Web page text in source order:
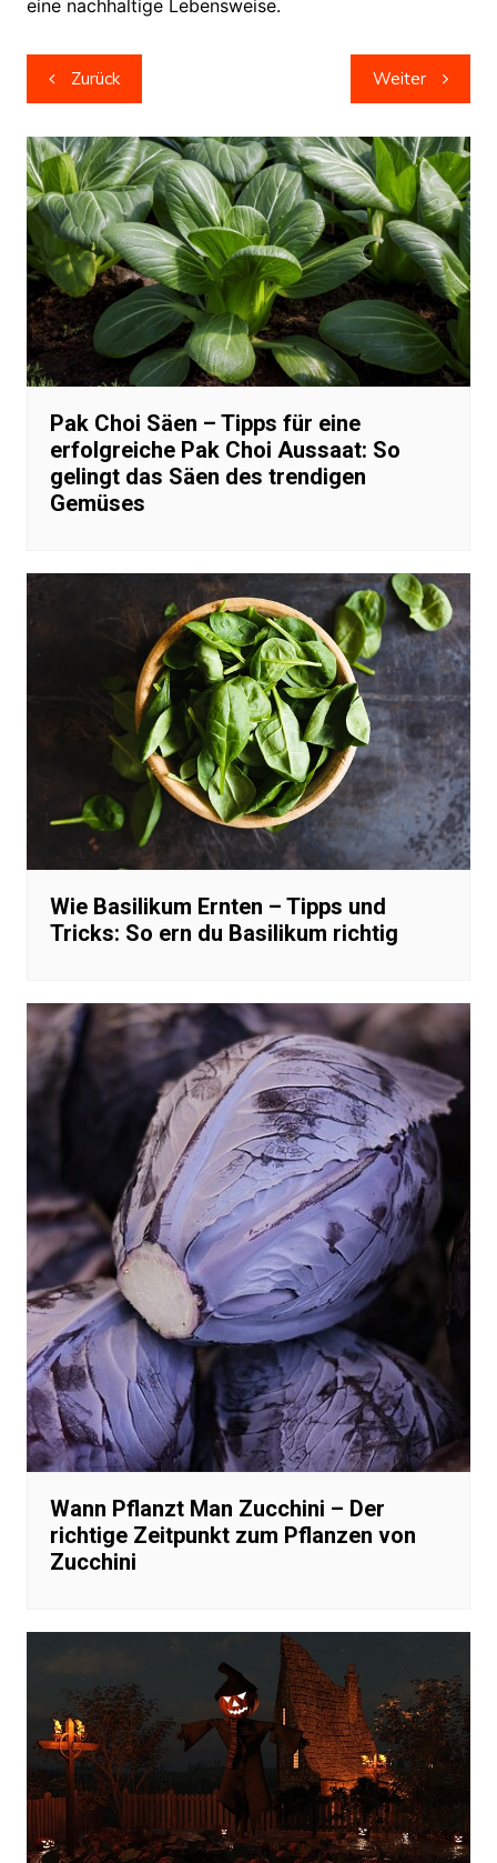
eine nachhaltige Lebensweise.
Beitragsnavigation
Zurück Weiter
Pak Choi Säen – Tipps für eine
erfolgreiche Pak Choi Aussaat: So
gelingt das Säen des trendigen
Gemüses
Wie Basilikum Ernten – Tipps und
Tricks: So ern du Basilikum richtig
Wann Pflanzt Man Zucchini – Der
richtige Zeitpunkt zum Pflanzen von
Zucchini